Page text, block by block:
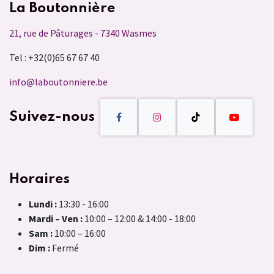
La Boutonnière
21, rue de Pâturages - 7340 Wasmes
Tel : +32(0)65 67 67 40
info@laboutonniere.be
Suivez-nous
Horaires
Lundi : 13:30 - 16:00
Mardi – Ven : 10:00 – 12:00 & 14:00 - 18:00
Sam : 10:00 – 16:00
Dim : Fermé